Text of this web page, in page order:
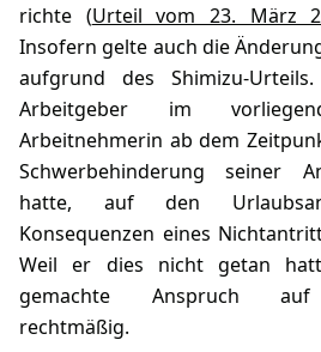
richte (Urteil vom 23. März
Insofern gelte auch die
aufgrund des Shimizu-
Arbeitgeber im
Arbeitnehmerin ab dem
Schwerbehinderung seiner
hatte, auf den
Konsequenzen eines
Weil er dies nicht getan
gemachte Anspruch auf
rechtmäßig.